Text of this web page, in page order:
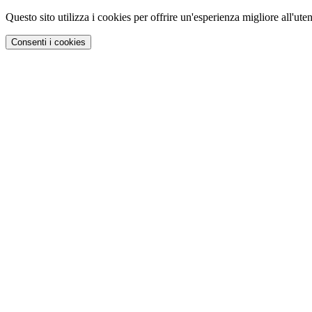
Questo sito utilizza i cookies per offrire un'esperienza migliore
Consenti i cookies